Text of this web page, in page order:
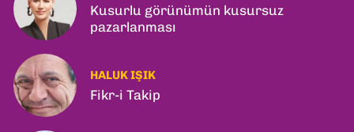
Kusurlu görünümün kusursuz
pazarlanması
HALUK IŞIK
Fikr-i Takip